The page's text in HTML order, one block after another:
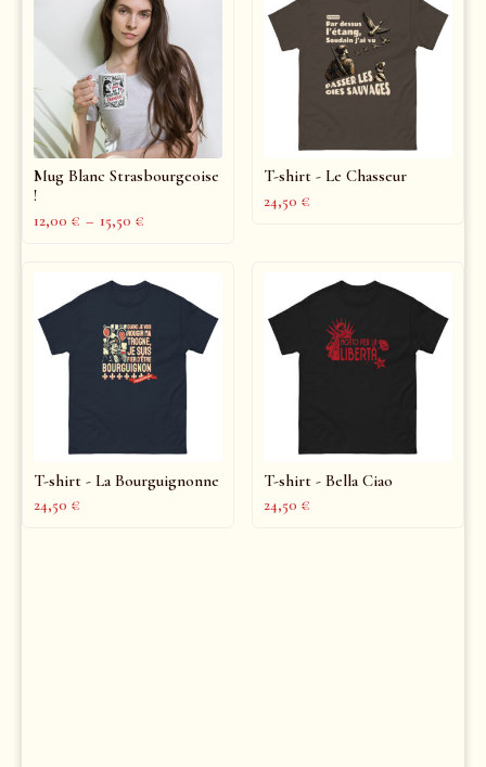
Mug Blanc Strasbourgeoise
!
12,00 € – 15,50 €
T-shirt - Le Chasseur
24,50 €
T-shirt - La Bourguignonne
24,50 €
T-shirt - Bella Ciao
24,50 €